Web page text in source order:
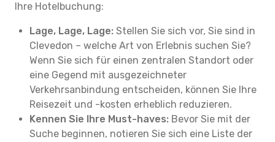
Ihre Hotelbuchung:
Lage, Lage, Lage: Stellen Sie sich vor, Sie sind in
Clevedon – welche Art von Erlebnis suchen Sie?
Wenn Sie sich für einen zentralen Standort oder
eine Gegend mit ausgezeichneter
Verkehrsanbindung entscheiden, können Sie Ihre
Reisezeit und -kosten erheblich reduzieren.
Kennen Sie Ihre Must-haves: Bevor Sie mit der
Suche beginnen, notieren Sie sich eine Liste der